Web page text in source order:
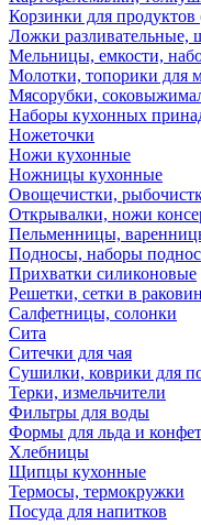
Корзинки для продуктов
Ложки разливательные,
Мельницы, емкости,
Молотки, топорики для
Мясорубки,
Наборы кухонных
Ножеточки
Ножи кухонные
Ножницы кухонные
Овощечистки,
Открывалки, ножи
Пельменницы,
Подносы, наборы
Прихватки силиконовые
Решетки, сетки в
Салфетницы, солонки
Сита
Ситечки для чая
Сушилки, коврики для
Терки, измельчители
Фильтры для воды
Формы для льда и конфет
Хлебницы
Щипцы кухонные
Термосы, термокружки
Посуда для напитков